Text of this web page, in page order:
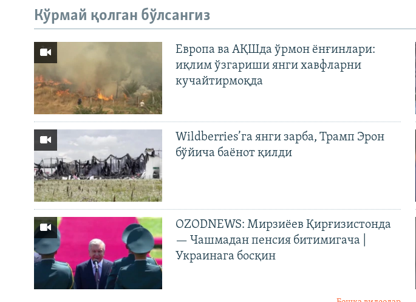
Кўрмай қолган бўлсангиз
Европа ва АҚШда ўрмон ёнғинлари:
иқлим ўзгариши янги хавфларни
кучайтирмоқда
Wildberries’га янги зарба, Трамп Эрон
бўйича баёнот қилди
OZODNEWS: Мирзиёев Қирғизистонда
— Чашмадан пенсия битимигача |
Украинага босқин